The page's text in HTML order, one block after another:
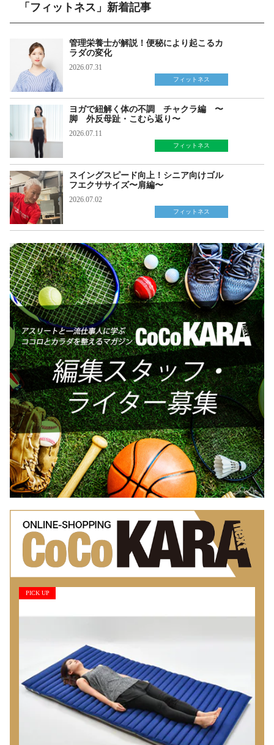
「フィットネス」新着記事
管理栄養士が解説！便秘により起こるカ
ラダの変化
2026.07.31
フィットネス
ヨガで紐解く体の不調 チャクラ編 〜
脚 外反母趾・こむら返り〜
2026.07.11
フィットネス
スイングスピード向上！シニア向けゴル
フエクササイズ〜肩編〜
2026.07.02
フィットネス
PICK UP